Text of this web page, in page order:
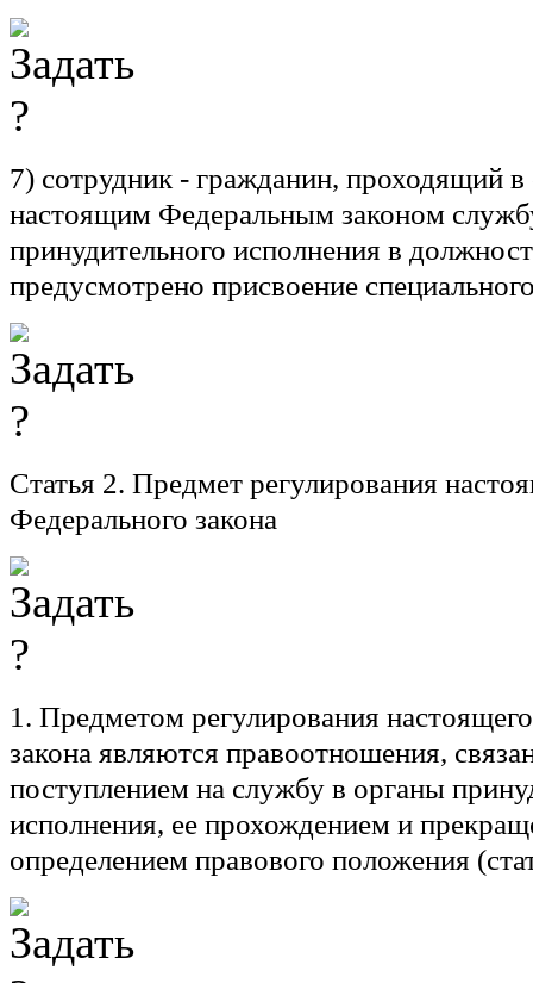
7) сотрудник- гражданин, проходящий в
настоящим Федеральным законом
принудительного исполнения в
предусмотрено присвоение
Статья 2. Предмет регулирования
Федерального закона
1. Предметом регулирования
закона являются правоотношения,
поступлением на службу в органы
исполнения, ее прохождением и
определением правового положения